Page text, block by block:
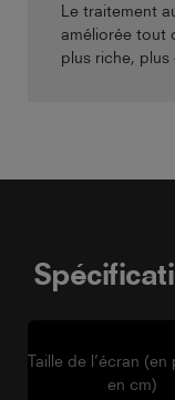
Le traitement
améliorée tout
plus riche,
Taille de l’écran
en cm)